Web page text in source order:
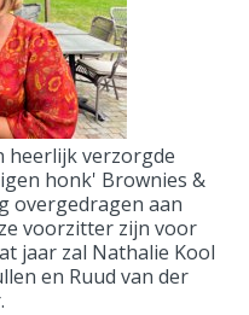
heerlijk verzorgde
honk' Brownies &
overgedragen aan
voorzitter zijn voor
jaar zal Nathalie Kool
en Ruud van der